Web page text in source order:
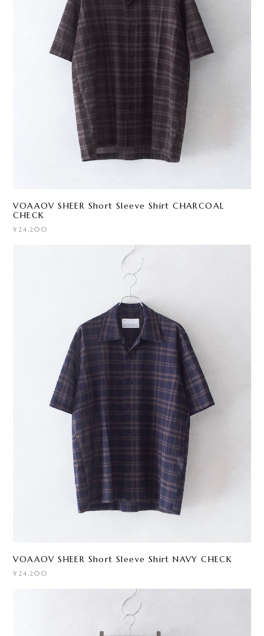
VOAAOV SHEER Short Sleeve Shirt CHARCOAL
CHECK
¥24,200
VOAAOV SHEER Short Sleeve Shirt NAVY CHECK
¥24,200